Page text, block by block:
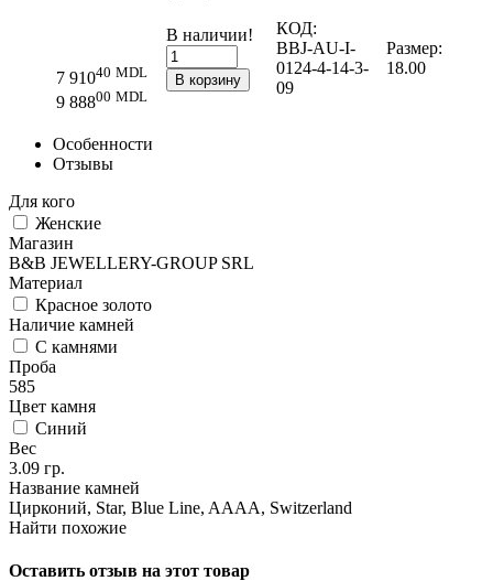
7 91040 MDL
9 88800 MDL
В наличии!
В корзину
КОД:
BBJ-AU-I-
0124-4-14-3-
09
Размер:
18.00
Особенности
Отзывы
Для кого
Женские
Магазин
B&B JEWELLERY-GROUP SRL
Материал
Красное золото
Наличие камней
С камнями
Проба
585
Цвет камня
Синий
Вес
3.09 гр.
Название камней
Цирконий, Star, Blue Line, AAAA, Switzerland
Найти похожие
Оставить отзыв на этот товар